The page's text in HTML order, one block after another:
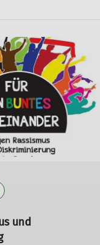
und